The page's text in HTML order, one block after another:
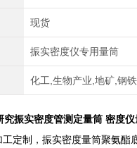
现货
振实密度仪专用量筒
化工,生物产业,地矿,钢
究振实密度管测定量筒 密度仪
定制，振实密度量筒聚氨酯